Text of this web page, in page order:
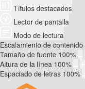
Títulos destacados
Lector de pantalla
Modo de lectura
Escalamiento de contenido
Tamaño de fuente 100%
Altura de la línea 100%
Espaciado de letras 100%